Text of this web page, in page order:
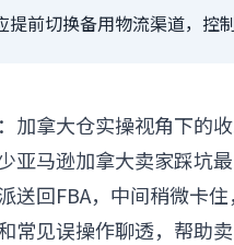
提前切换备用物流渠道，控
加拿大仓实操视角下的
亚马逊加拿大卖家踩坑
送回FBA，中间稍微卡
常见误操作聊透，帮助